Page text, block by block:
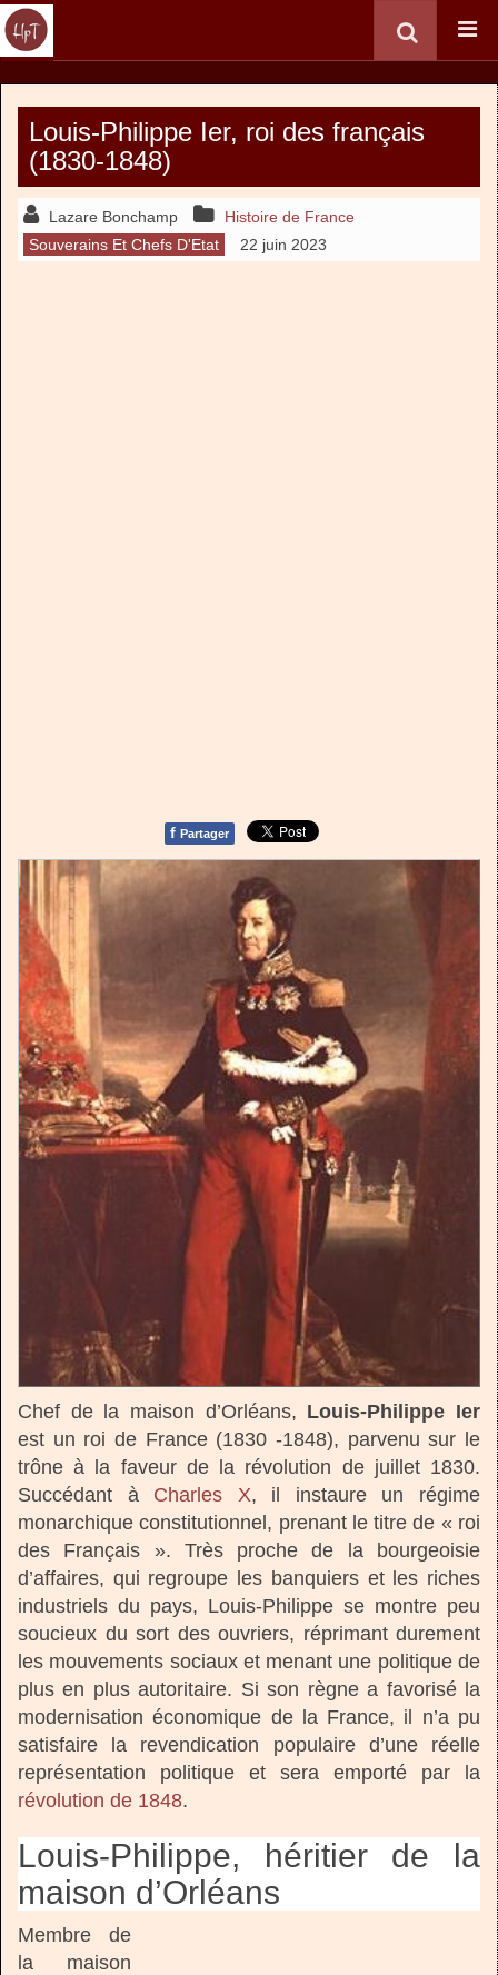
Louis-Philippe Ier, roi des français
(1830-1848)
Lazare Bonchamp
Histoire de France
Souverains Et Chefs D'Etat
22 juin 2023
f Partager
Chef de la maison d’Orléans, Louis-Philippe Ier
est un roi de France (1830 -1848), parvenu sur le
trône à la faveur de la révolution de juillet 1830.
Succédant à Charles X, il instaure un régime
monarchique constitutionnel, prenant le titre de « roi
des Français ». Très proche de la bourgeoisie
d’affaires, qui regroupe les banquiers et les riches
industriels du pays, Louis-Philippe se montre peu
soucieux du sort des ouvriers, réprimant durement
les mouvements sociaux et menant une politique de
plus en plus autoritaire. Si son règne a favorisé la
modernisation économique de la France, il n’a pu
satisfaire la revendication populaire d’une réelle
représentation politique et sera emporté par la
révolution de 1848.
Louis-Philippe, héritier de la
maison d’Orléans
Membre de
la maison